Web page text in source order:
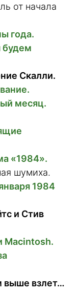
от начала
года.
будем
Скалли.
месяц.
«1984».
шумиха.
1984
и Стив
Macintosh.
выше взлет…